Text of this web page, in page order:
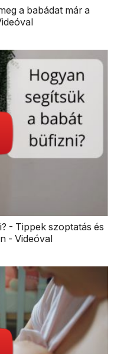
a babádat már a
- Tippek szoptatás és
- Videóval